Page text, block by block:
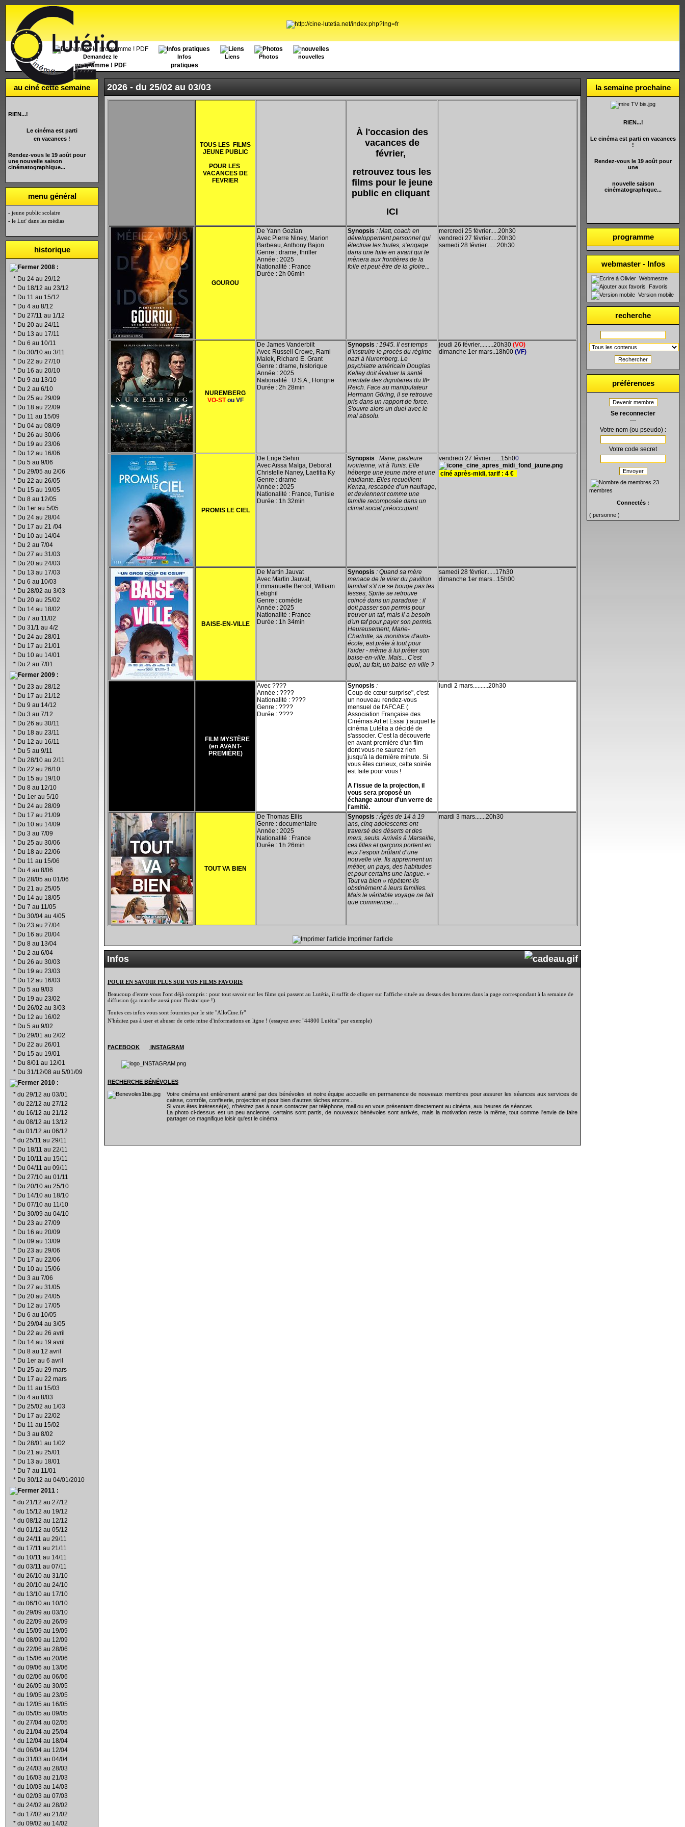
Accueil Demandez le
programme ! PDF
Infos
pratiques
Liens Photos nouvelles
au ciné cette semaine
RIEN...!
Le cinéma est parti
en vacances !
Rendez-vous le 19 août pour
une nouvelle saison
cinématographique...
menu général
- jeune public scolaire
- le Lut' dans les médias
historique
2008 :
* Du 24 au 29/12
* Du 18/12 au 23/12
* Du 11 au 15/12
* Du 4 au 8/12
* Du 27/11 au 1/12
* Du 20 au 24/11
* Du 13 au 17/11
* Du 6 au 10/11
* Du 30/10 au 3/11
* Du 22 au 27/10
* Du 16 au 20/10
* Du 9 au 13/10
* Du 2 au 6/10
* Du 25 au 29/09
* Du 18 au 22/09
* Du 11 au 15/09
* Du 04 au 08/09
* Du 26 au 30/06
* Du 19 au 23/06
* Du 12 au 16/06
* Du 5 au 9/06
* Du 29/05 au 2/06
* Du 22 au 26/05
* Du 15 au 19/05
* Du 8 au 12/05
* Du 1er au 5/05
* Du 24 au 28/04
* Du 17 au 21 /04
* Du 10 au 14/04
* Du 2 au 7/04
* Du 27 au 31/03
* Du 20 au 24/03
* Du 13 au 17/03
* Du 6 au 10/03
* Du 28/02 au 3/03
* Du 20 au 25/02
* Du 14 au 18/02
* Du 7 au 11/02
* Du 31/1 au 4/2
* Du 24 au 28/01
* Du 17 au 21/01
* Du 10 au 14/01
* Du 2 au 7/01
2009 :
* Du 23 au 28/12
* Du 17 au 21/12
* Du 9 au 14/12
* Du 3 au 7/12
* Du 26 au 30/11
* Du 18 au 23/11
* Du 12 au 16/11
* Du 5 au 9/11
* Du 28/10 au 2/11
* Du 22 au 26/10
* Du 15 au 19/10
* Du 8 au 12/10
* Du 1er au 5/10
* Du 24 au 28/09
* Du 17 au 21/09
* Du 10 au 14/09
* Du 3 au 7/09
* Du 25 au 30/06
* Du 18 au 22/06
* Du 11 au 15/06
* Du 4 au 8/06
* Du 28/05 au 01/06
* Du 21 au 25/05
* Du 14 au 18/05
* Du 7 au 11/05
* Du 30/04 au 4/05
* Du 23 au 27/04
* Du 16 au 20/04
* Du 8 au 13/04
* Du 2 au 6/04
* Du 26 au 30/03
* Du 19 au 23/03
* Du 12 au 16/03
* Du 5 au 9/03
* Du 19 au 23/02
* Du 26/02 au 3/03
* Du 12 au 16/02
* Du 5 au 9/02
* Du 29/01 au 2/02
* Du 22 au 26/01
* Du 15 au 19/01
* Du 8/01 au 12/01
* Du 31/12/08 au 5/01/09
2010 :
* du 29/12 au 03/01
* du 22/12 au 27/12
* du 16/12 au 21/12
* du 08/12 au 13/12
* du 01/12 au 06/12
* du 25/11 au 29/11
* Du 18/11 au 22/11
* Du 10/11 au 15/11
* Du 04/11 au 09/11
* Du 27/10 au 01/11
* Du 20/10 au 25/10
* Du 14/10 au 18/10
* Du 07/10 au 11/10
* Du 30/09 au 04/10
* Du 23 au 27/09
* Du 16 au 20/09
* Du 09 au 13/09
* Du 23 au 29/06
* Du 17 au 22/06
* Du 10 au 15/06
* Du 3 au 7/06
* Du 27 au 31/05
* Du 20 au 24/05
* Du 12 au 17/05
* Du 6 au 10/05
* Du 29/04 au 3/05
* Du 22 au 26 avril
* Du 14 au 19 avril
* Du 8 au 12 avril
* Du 1er au 6 avril
* Du 25 au 29 mars
* Du 17 au 22 mars
* Du 11 au 15/03
* Du 4 au 8/03
* Du 25/02 au 1/03
* Du 17 au 22/02
* Du 11 au 15/02
* Du 3 au 8/02
* Du 28/01 au 1/02
* Du 21 au 25/01
* Du 13 au 18/01
* Du 7 au 11/01
* Du 30/12 au 04/01/2010
2011 :
* du 21/12 au 27/12
* du 15/12 au 19/12
* du 08/12 au 12/12
* du 01/12 au 05/12
* du 24/11 au 29/11
* du 17/11 au 21/11
* du 10/11 au 14/11
* du 03/11 au 07/11
* du 26/10 au 31/10
* du 20/10 au 24/10
* du 13/10 au 17/10
* du 06/10 au 10/10
* du 29/09 au 03/10
* du 22/09 au 26/09
* du 15/09 au 19/09
* du 08/09 au 12/09
* du 22/06 au 28/06
* du 15/06 au 20/06
* du 09/06 au 13/06
* du 02/06 au 06/06
* du 26/05 au 30/05
* du 19/05 au 23/05
* du 12/05 au 16/05
* du 05/05 au 09/05
* du 27/04 au 02/05
* du 21/04 au 25/04
* du 12/04 au 18/04
* du 06/04 au 12/04
* du 31/03 au 04/04
* du 24/03 au 28/03
* du 16/03 au 21/03
* du 10/03 au 14/03
* du 02/03 au 07/03
* du 24/02 au 28/02
* du 17/02 au 21/02
* du 09/02 au 14/02
2026 - du 25/02 au 03/03
TOUS LES FILMS
JEUNE PUBLIC
POUR LES
VACANCES DE
FEVRIER
À l'occasion des
vacances de
février,
retrouvez tous les
films pour le jeune
public en cliquant
ICI
GOUROU
De Yann Gozlan
Avec Pierre Niney, Marion
Barbeau, Anthony Bajon
Genre : drame, thriller
Année : 2025
Nationalité : France
Durée : 2h 06min
Synopsis : Matt, coach en
développement personnel qui
électrise les foules, s’engage
dans une fuite en avant qui le
mènera aux frontières de la
folie et peut-être de la gloire...
mercredi 25 février.....20h30
vendredi 27 février.....20h30
samedi 28 février.......20h30
NUREMBERG
VO-STou VF
De James Vanderbilt
Avec Russell Crowe, Rami
Malek, Richard E. Grant
Genre : drame, historique
Année : 2025
Nationalité : U.S.A., Hongrie
Durée : 2h 28min
Synopsis : 1945. Il est temps
d’instruire le procès du régime
nazi à Nuremberg. Le
psychiatre américain Douglas
Kelley doit évaluer la santé
mentale des dignitaires du IIIᵉ
Reich. Face au manipulateur
Hermann Göring, il se retrouve
pris dans un rapport de force.
S'ouvre alors un duel avec le
mal absolu.
jeudi 26 février.........20h30 (VO)
dimanche 1er mars..18h00 (VF)
PROMIS LE CIEL
De Erige Sehiri
Avec Aïssa Maïga, Deborat
Christelle Naney, Laetitia Ky
Genre : drame
Année : 2025
Nationalité : France, Tunisie
Durée : 1h 32min
Synopsis : Marie, pasteure
ivoirienne, vit à Tunis. Elle
héberge une jeune mère et une
étudiante. Elles recueillent
Kenza, rescapée d’un naufrage,
et deviennent comme une
famille recomposée dans un
climat social préoccupant.
vendredi 27 février.......15h00
ciné après-midi, tarif : 4 €
BAISE-EN-VILLE
De Martin Jauvat
Avec Martin Jauvat,
Emmanuelle Bercot, William
Lebghil
Genre : comédie
Année : 2025
Nationalité : France
Durée : 1h 34min
Synopsis : Quand sa mère
menace de le virer du pavillon
familial s’il ne se bouge pas les
fesses, Sprite se retrouve
coincé dans un paradoxe : il
doit passer son permis pour
trouver un taf, mais il a besoin
d'un taf pour payer son permis.
Heureusement, Marie-
Charlotte, sa monitrice d'auto-
école, est prête à tout pour
l'aider - même à lui prêter son
baise-en-ville. Mais... C'est
quoi, au fait, un baise-en-ville ?
samedi 28 février......17h30
dimanche 1er mars...15h00
FILM MYSTÈRE
(en AVANT-
PREMIÈRE)
Avec ????
Année : ????
Nationalité : ????
Genre : ????
Durée : ????
Synopsis :
Coup de cœur surprise", c'est
un nouveau rendez-vous
mensuel de l'AFCAE (
Association Française des
Cinémas Art et Essai ) auquel le
cinéma Lutétia a décidé de
s'associer. C'est la découverte
en avant-première d'un film
dont vous ne saurez rien
jusqu'à la dernière minute. Si
vous êtes curieux, cette soirée
est faite pour vous !
A l'issue de la projection, il
vous sera proposé un
échange autour d'un verre de
l'amitié.
lundi 2 mars..........20h30
TOUT VA BIEN
De Thomas Ellis
Genre : documentaire
Année : 2025
Nationalité : France
Durée : 1h 26min
Synopsis :Âgés de 14 à 19
ans, cinq adolescents ont
traversé des déserts et des
mers, seuls. Arrivés à Marseille,
ces filles et garçons portent en
eux l’espoir brûlant d’une
nouvelle vie. Ils apprennent un
métier, un pays, des habitudes
et pour certains une langue. «
Tout va bien » répètent-ils
obstinément à leurs familles.
Mais le véritable voyage ne fait
que commencer…
mardi 3 mars.......20h30
Imprimer l'article
Infos
POUR EN SAVOIR PLUS SUR VOS FILMS FAVORIS
Beaucoup d'entre vous l'ont déjà compris : pour tout savoir sur les films qui passent au Lutétia, il suffit de cliquer sur l'affiche située au dessus des horaires dans la page correspondant à la semaine de
diffusion (ça marche aussi pour l'historique !).
Toutes ces infos vous sont fournies par le site "AlloCine.fr"
N'hésitez pas à user et abuser de cette mine d'informations en ligne ! (essayez avec "44800 Lutétia" par exemple)
FACEBOOK INSTAGRAM
RECHERCHE BÉNÉVOLES
Votre cinéma est entièrement animé par des bénévoles et notre équipe accueille en permanence de nouveaux membres pour assurer les séances aux services de
caisse, contrôle, confiserie, projection et pour bien d’autres tâches encore...
Si vous êtes intéressé(e), n’hésitez pas à nous contacter par téléphone, mail ou en vous présentant directement au cinéma, aux heures de séances.
La photo ci-dessus est un peu ancienne, certains sont partis, de nouveaux bénévoles sont arrivés, mais la motivation reste la même, tout comme l'envie de faire
partager ce magnifique loisir qu'est le cinéma.
la semaine prochaine
RIEN...!
Le cinéma est parti en vacances
!
Rendez-vous le 19 août pour
une
nouvelle saison
cinématographique...
programme
webmaster - Infos
Webmestre
Favoris
Version mobile
recherche
Rechercher
préférences
Devenir membre
Se reconnecter
---
Votre nom (ou pseudo) :
Votre code secret
Envoyer
23
membres
Connectés :
( personne )